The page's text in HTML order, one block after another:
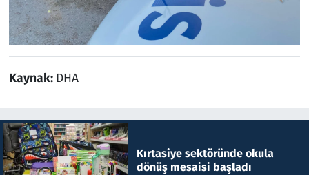
Kaynak: DHA
Kırtasiye sektöründe okula
dönüş mesaisi başladı